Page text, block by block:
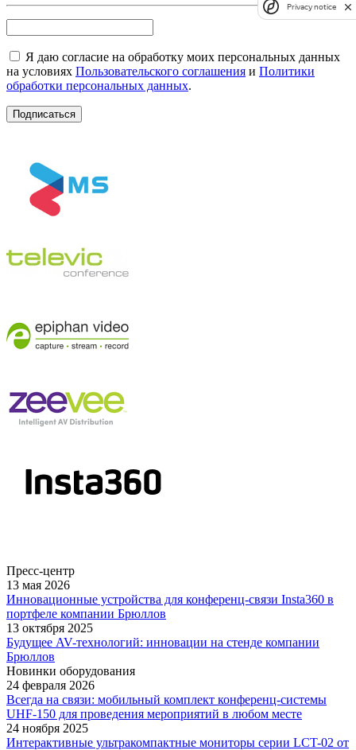
Я даю согласие на обработку моих персональных данных
на условиях Пользовательского соглашения и Политики
обработки персональных данных.
Пресс-центр
13 мая 2026
Инновационные устройства для конференц-связи Insta360 в
портфеле компании Брюллов
13 октября 2025
Будущее AV-технологий: инновации на стенде компании
Брюллов
Новинки оборудования
24 февраля 2026
Всегда на связи: мобильный комплект конференц-системы
UHF-150 для проведения мероприятий в любом месте
24 ноября 2025
Интерактивные ультракомпактные мониторы серии LCT-02 от
Privacy notice